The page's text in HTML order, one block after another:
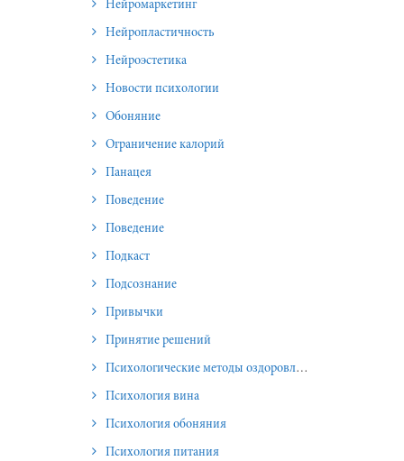
Нейромаркетинг
Нейропластичность
Нейроэстетика
Новости психологии
Обоняние
Ограничение калорий
Панацея
Поведение
Поведение
Подкаст
Подсознание
Привычки
Принятие решений
Психологические методы оздоровления и омоложения
Психология вина
Психология обоняния
Психология питания